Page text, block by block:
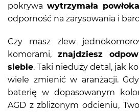
pokrywa wytrzymała
odporność na zarysowania i
Czy masz zlew
komorami, znajdziesz
siebie. Taki nieduży detal, jak
wiele zmienić w aranżacji.
baterię w dopasowanym
AGD z zbliżonym odcieniu,